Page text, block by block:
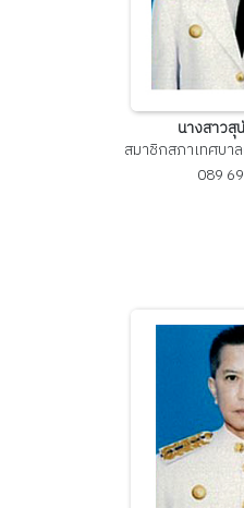
นางสาวสุ
สมาชิกสภาเทศบา
089